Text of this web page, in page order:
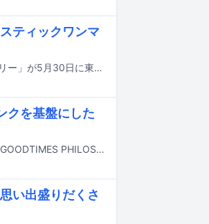
ティックワンマ
フィロソフィーのダンスのワンマンライブ「Sing for Philosophy by ライブナタリー」が5月30日に東京・ダンスホール新世紀にて昼夜2部制で開催される。
クを基盤にした
スパンコールグッドタイムズとフィロソフィーのダンスによるツーマンライブ「GOODTIMES PHILOSOPHY」が4月10日に東京・新宿LOFTで開催される。
い出盛りだくさ